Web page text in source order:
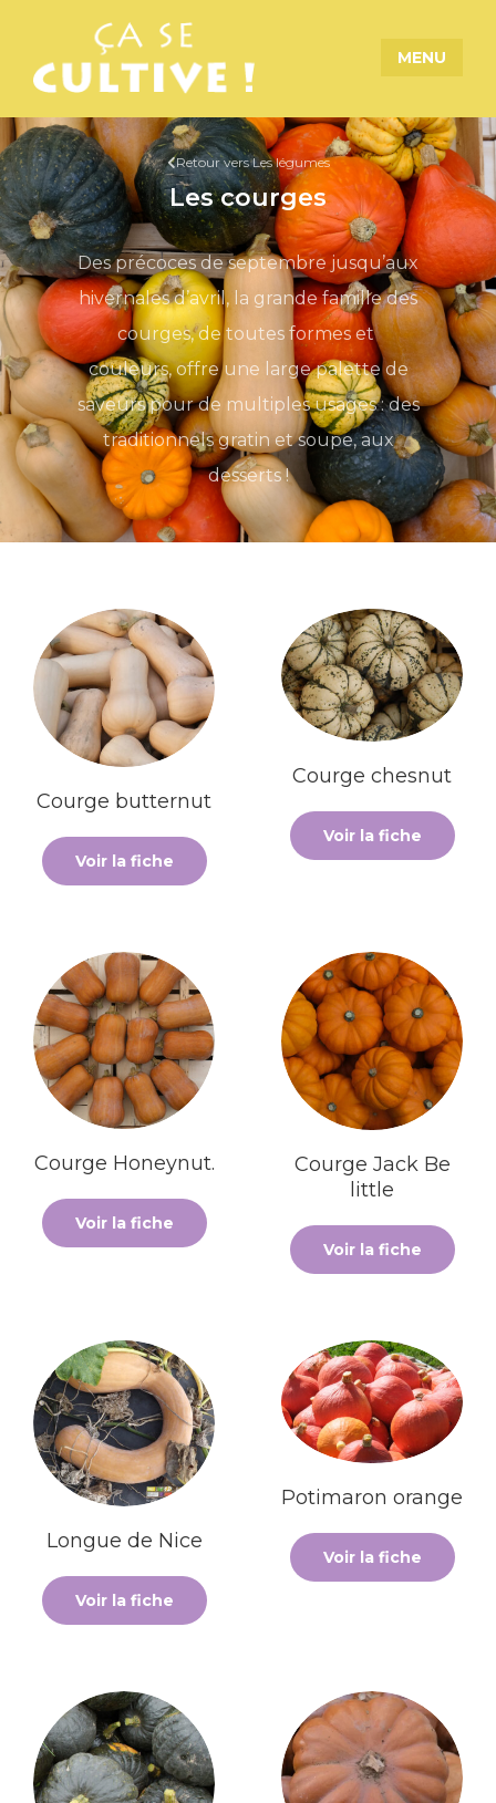
MENU
Retour vers Les légumes
Les courges
Des précoces de septembre jusqu’aux
hivernales d’avril, la grande famille des
courges, de toutes formes et
couleurs, offre une large palette de
saveurs pour de multiples usages : des
traditionnels gratin et soupe, aux
desserts !
Courge butternut
Voir la fiche
Courge chesnut
Voir la fiche
Courge Honeynut.
Voir la fiche
Courge Jack Be
little
Voir la fiche
Longue de Nice
Voir la fiche
Potimaron orange
Voir la fiche